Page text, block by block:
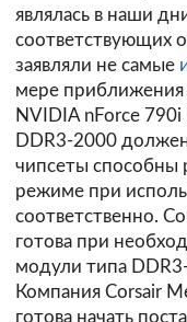
являлась в наши
соответствующих
заявляли не самые
мере приближения
NVIDIA nForce
DDR3-2000
чипсеты способны
режиме при
соответственно.
готова при
модули типа
Компания Corsair
готова начать